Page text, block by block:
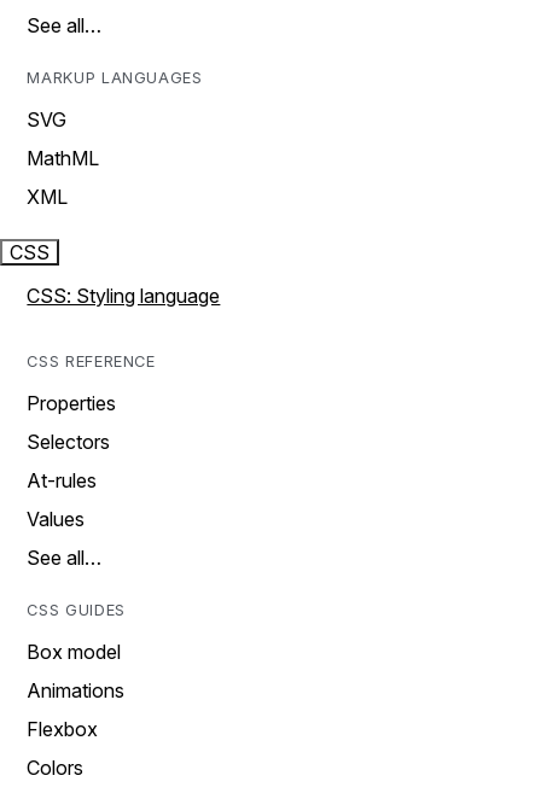
See all…
MARKUP LANGUAGES
SVG
MathML
XML
CSS
CSS: Styling language
CSS REFERENCE
Properties
Selectors
At-rules
Values
See all…
CSS GUIDES
Box model
Animations
Flexbox
Colors